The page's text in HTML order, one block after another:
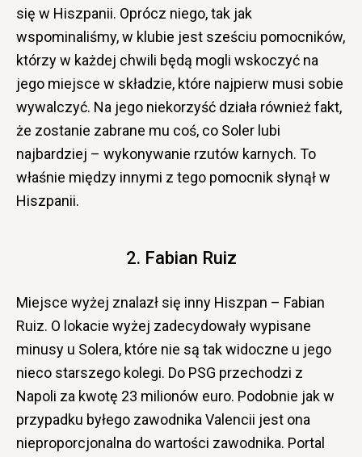
się w Hiszpanii. Oprócz niego, tak jak
wspominaliśmy, w klubie jest sześciu pomocników,
którzy w każdej chwili będą mogli wskoczyć na
jego miejsce w składzie, które najpierw musi sobie
wywalczyć. Na jego niekorzyść działa również fakt,
że zostanie zabrane mu coś, co Soler lubi
najbardziej – wykonywanie rzutów karnych. To
właśnie między innymi z tego pomocnik słynął w
Hiszpanii.
2. Fabian Ruiz
Miejsce wyżej znalazł się inny Hiszpan – Fabian
Ruiz. O lokacie wyżej zadecydowały wypisane
minusy u Solera, które nie są tak widoczne u jego
nieco starszego kolegi. Do PSG przechodzi z
Napoli za kwotę 23 milionów euro. Podobnie jak w
przypadku byłego zawodnika Valencii jest ona
nieproporcjonalna do wartości zawodnika. Portal